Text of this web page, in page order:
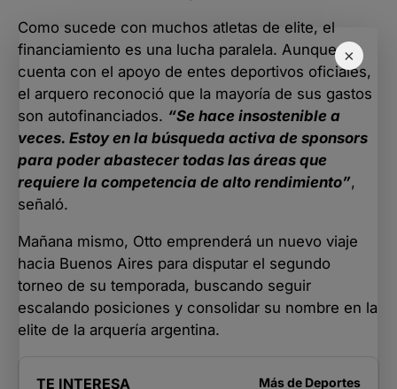
×
Como sucede con muchos atletas de elite, el
financiamiento es una lucha paralela. Aunque
cuenta con el apoyo de entes deportivos oficiales,
el arquero reconoció que la mayoría de sus gastos
son autofinanciados. “Se hace insostenible a
veces. Estoy en la búsqueda activa de sponsors
para poder abastecer todas las áreas que
requiere la competencia de alto rendimiento”,
señaló.
Mañana mismo, Otto emprenderá un nuevo viaje
hacia Buenos Aires para disputar el segundo
torneo de su temporada, buscando seguir
escalando posiciones y consolidar su nombre en la
elite de la arquería argentina.
TE INTERESA Más de Deportes